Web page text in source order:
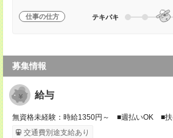
仕事の仕方 テキパキ
募集情報
給与
無資格未経験：時給1350円～ ■週払いOK ■扶
交通費別途支給あり